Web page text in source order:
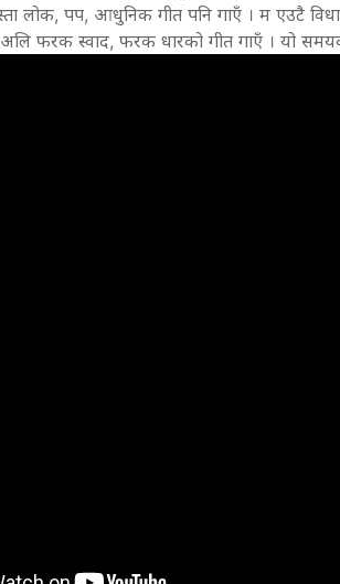
लोक, पप, आधुनिक गीत पनि गाएँ । म एउटै
फरक स्वाद, फरक धारको गीत गाएँ । यो